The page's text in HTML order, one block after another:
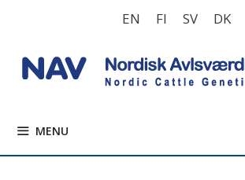
EN FI SV DK
MENU